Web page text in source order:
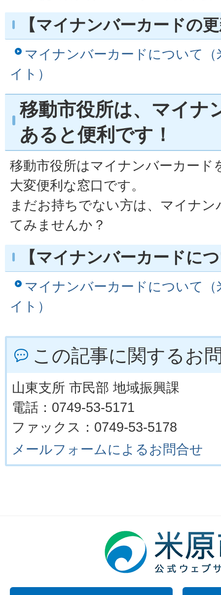
【マイナンバーカードの
マイナンバーカードについて
イト）
移動市役所は、マイナ
あると便利です！
移動市役所はマイナンバーカード
大変便利な窓口です。
まだお持ちでない方は、マイナ
てみませんか？
【マイナンバーカードに
マイナンバーカードについて
イト）
この記事に関するお
山東支所 市民部 地域振興課
電話：0749-53-5171
ファックス：0749-53-5178
メールフォームによるお問合せ